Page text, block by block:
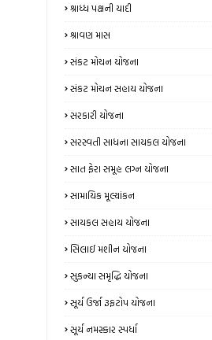
શ્રાધ્ધ પક્ષની યાદી
શ્રાવણ માસ
સંકટ મોચન યોજના
સંકટ મોચન સહાય યોજના
સરકારી યોજના
સરસ્વતી સાધના સાયકલ યોજના
સાત ફેરા સમૂહ લગ્ન યોજના
સામાયિક મૂલ્યાંકન
સાયકલ સહાય યોજના
સિલાઈ મશીન યોજના
સુકન્યા સમૃદ્ધિ યોજના
સૂર્ય ઉર્જા રૂફટોપ યોજના
સૂર્ય નમસ્કાર સ્પર્ધા